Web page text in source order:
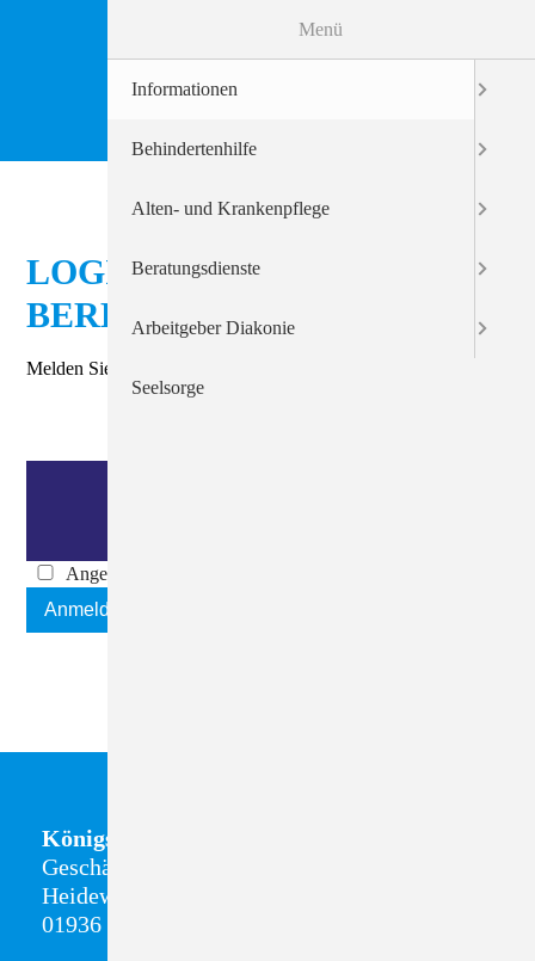
LOGIN ZUM INTERNEN
BEREICH
Melden Sie sich an, um interne Informationen zu sehen.
Angemeldet bleiben
Anmelden
Königsbrück
Geschäftsstelle + Sozialstation
Heideweg 8
01936 Königsbrück
Menü
Informationen
Behindertenhilfe
Alten- und Krankenpflege
Beratungsdienste
Arbeitgeber Diakonie
Seelsorge